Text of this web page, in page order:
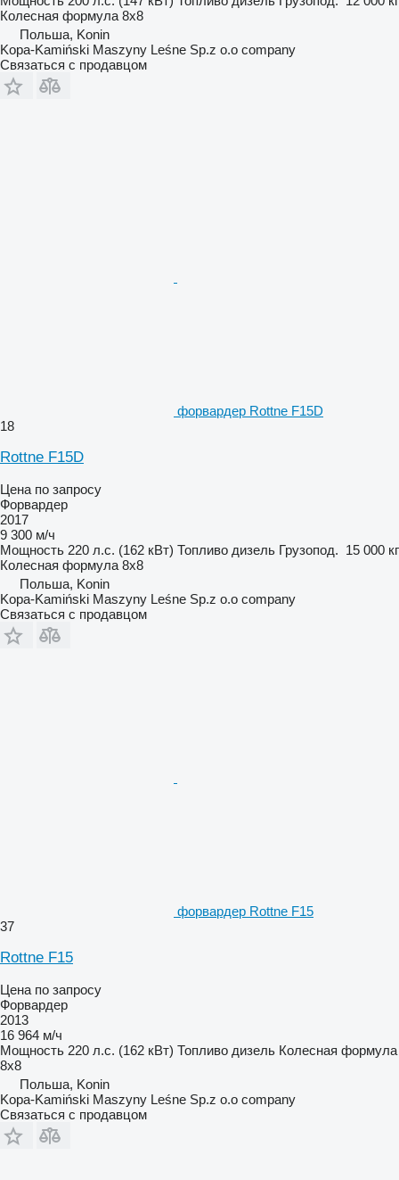
Колесная формула 8x8
Польша, Konin
Kopa-Kamiński Maszyny Leśne Sp.z o.o company
Связаться с продавцом
форвардер Rottne F15D
18
Rottne F15D
Цена по запросу
Форвардер
2017
9 300 м/ч
Мощность 220 л.с. (162 кВт) Топливо дизель Грузопод. 15 000 кг
Колесная формула 8x8
Польша, Konin
Kopa-Kamiński Maszyny Leśne Sp.z o.o company
Связаться с продавцом
форвардер Rottne F15
37
Rottne F15
Цена по запросу
Форвардер
2013
16 964 м/ч
Мощность 220 л.с. (162 кВт) Топливо дизель Колесная формула
8x8
Польша, Konin
Kopa-Kamiński Maszyny Leśne Sp.z o.o company
Связаться с продавцом